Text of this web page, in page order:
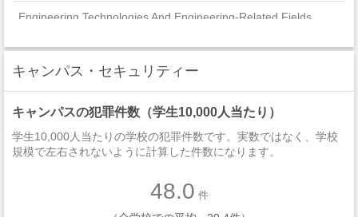
Engineering Technologies And Engineering-Related Fields
Public Administration And Social Service Professions
Biological And Biomedical Sciences
Social Sciences
Computer And Information Sciences And Support Services
キャンパス・セキュリティー
キャンパスの犯罪件数（学生10,000人当たり）
学生10,000人当たりの学校の犯罪件数です。実数ではなく、学校
規模で左右されないように計算した件数になります。
48.0 件